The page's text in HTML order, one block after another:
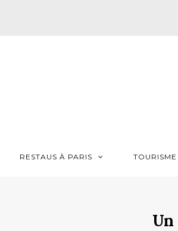
RESTAUS À PARIS